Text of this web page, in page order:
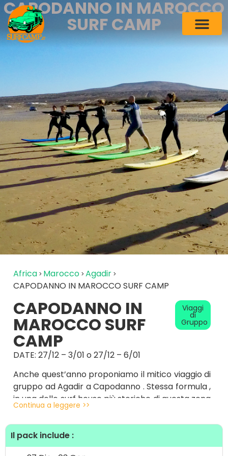
CAPODANNO IN MAROCCO
SURF CAMP
Africa Marocco Agadir
CAPODANNO IN MAROCCO SURF CAMP
CAPODANNO IN
MAROCCO SURF
CAMP
Viaggi
di
Gruppo
DATE: 27/12 – 3/01 o 27/12 – 6/01
Anche quest’anno proponiamo il mitico viaggio di
gruppo ad Agadir a Capodanno . Stessa formula ,
in una delle surf house più storiche di questa zona
, a Tamraght , con una meravigliosa terrazza che
si affaccia sull’oceano dalla quale fare un check
ogni mattina su tanti spot proprio di fronte .
Continua a leggere >>
Il pack include :